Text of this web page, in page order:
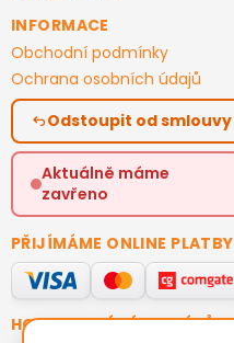
INFORMACE
Obchodní podmínky
Ochrana osobních údajů
Odstoupit od smlouvy
Aktuálně máme
zavřeno
PŘIJÍMÁME ONLINE PLATBY
HODNOCENÍ ZÁKAZNÍKŮ